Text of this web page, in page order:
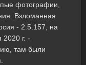
фотографии,
Взломанная
- 2.5.157, на
2020 г. -
там были